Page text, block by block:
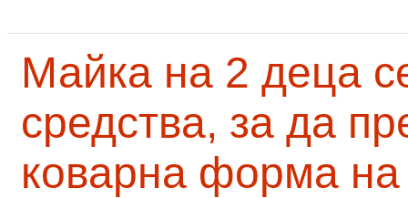
Майка на 2 деца
средства, за да
коварна форма на